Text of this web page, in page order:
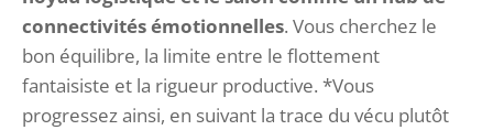
connectivités émotionnelles. Vous cherchez le
bon équilibre, la limite entre le flottement
fantaisiste et la rigueur productive. *Vous
progressez ainsi, en suivant la trace du vécu plutôt